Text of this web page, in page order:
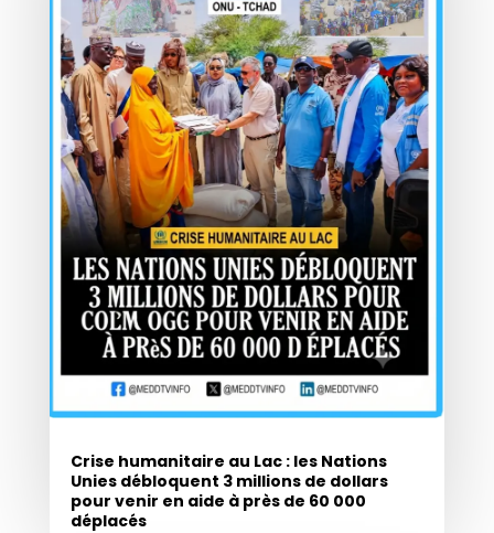
Crise humanitaire au Lac : les Nations
Unies débloquent 3 millions de dollars
pour venir en aide à près de 60 000
déplacés